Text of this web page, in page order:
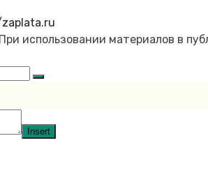
использовании материалов в
Insert